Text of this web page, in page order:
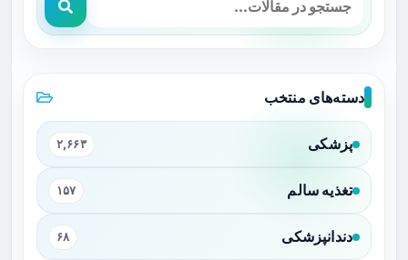
دسته‌های منتخب
پزشکی ۲,۶۶۳
تغذیه سالم ۱۵۷
دندانپزشکی ۶۸